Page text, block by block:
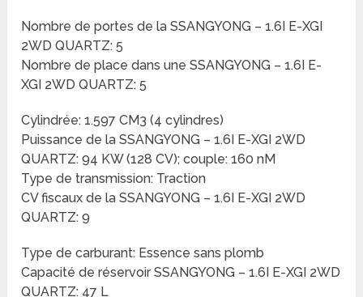
Nombre de portes de la SSANGYONG – 1.6I E-XGI
2WD QUARTZ: 5
Nombre de place dans une SSANGYONG – 1.6I E-
XGI 2WD QUARTZ: 5
Cylindrée: 1.597 CM3 (4 cylindres)
Puissance de la SSANGYONG – 1.6I E-XGI 2WD
QUARTZ: 94 KW (128 CV); couple: 160 nM
Type de transmission: Traction
CV fiscaux de la SSANGYONG – 1.6I E-XGI 2WD
QUARTZ: 9
Type de carburant: Essence sans plomb
Capacité de réservoir SSANGYONG – 1.6I E-XGI 2WD
QUARTZ: 47 L